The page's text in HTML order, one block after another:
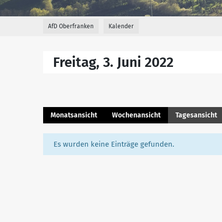
AfD Oberfranken Kalender
Freitag, 3. Juni 2022
Monatsansicht Wochenansicht Tagesansicht
Es wurden keine Einträge gefunden.